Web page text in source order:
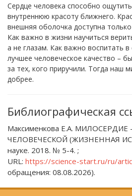
Сердце человека способно
внутреннюю красоту ближнего.
внешняя оболочка доступна
Как важно в жизни научиться
а не глазам. Как важно воспитать
лучшее человеческое качество –
за тех, кого приручили. Тогда наш
добрее.
Библиографическая
Максименкова Е.А.
ЧЕЛОВЕЧЕСКОЙ (ЖИЗНЕННАЯ
науке. 2018. № 5-4. ;
URL: https://science-start.ru/ru/
обращения: 08.08.2026).